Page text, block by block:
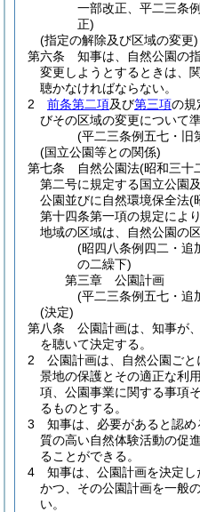
一部改正、平二三条
正)
(指定の解除及び区域の変更)
第六条
知事は、自然公園の
変更しようとするときは、
聴かなければならない。
2
前条第二項及び第三項の規
びその区域の変更について準
(平二三条例五七・旧
(国立公園等との関係)
第七条
自然公園法(昭和三十
第二号に規定する国立公園
公園並びに自然環境保全法(
第十四条第一項の規定によ
地域の区域は、自然公園の
(昭四八条例四二・追
の二繰下)
第三章
公園計画
(平二三条例五七・追
(決定)
第八条
公園計画は、知事が
を聴いて決定する。
2
公園計画は、自然公園ご
景地の保護とその適正な利
項、公園事業に関する事項
るものとする。
3
知事は、必要があると認め
質の高い自然体験活動の促
ることができる。
4
知事は、公園計画を決定し
かつ、その公園計画を一般
い。